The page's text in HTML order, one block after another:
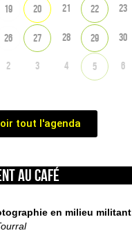
19 20 21 22 23
26 27 28 29 30
2 3 4 5 6
tout l'agenda
au café
en milieu militant